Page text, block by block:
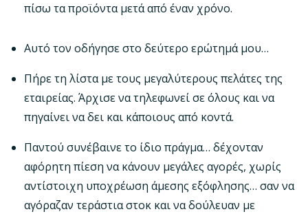
πίσω τα προϊόντα μετά από έναν χρόνο.
Αυτό τον οδήγησε στο δεύτερο ερώτημά μου…
Πήρε τη λίστα με τους μεγαλύτερους πελάτες της
εταιρείας. Άρχισε να τηλεφωνεί σε όλους και να
πηγαίνει να δει και κάποιους από κοντά.
Παντού συνέβαινε το ίδιο πράγμα… δέχονταν
αφόρητη πίεση να κάνουν μεγάλες αγορές, χωρίς
αντίστοιχη υποχρέωση άμεσης εξόφλησης… σαν να
αγόραζαν τεράστια στοκ και να δούλευαν με